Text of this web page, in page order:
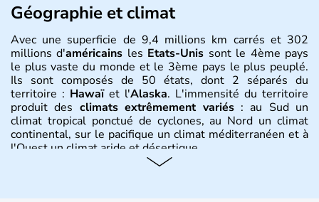
Géographie et climat
Avec une superficie de 9,4 millions km carrés et 302
millions d'américains les Etats-Unis sont le 4ème pays
le plus vaste du monde et le 3ème pays le plus peuplé.
Ils sont composés de 50 états, dont 2 séparés du
territoire : Hawaïet l'Alaska. L'immensité du territoire
produit des climats extrêmement variés: au Sud un
climat tropical ponctué de cyclones, au Nord un climat
continental, sur le pacifique un climat méditerranéen et à
l'Ouest un climat aride et désertique.